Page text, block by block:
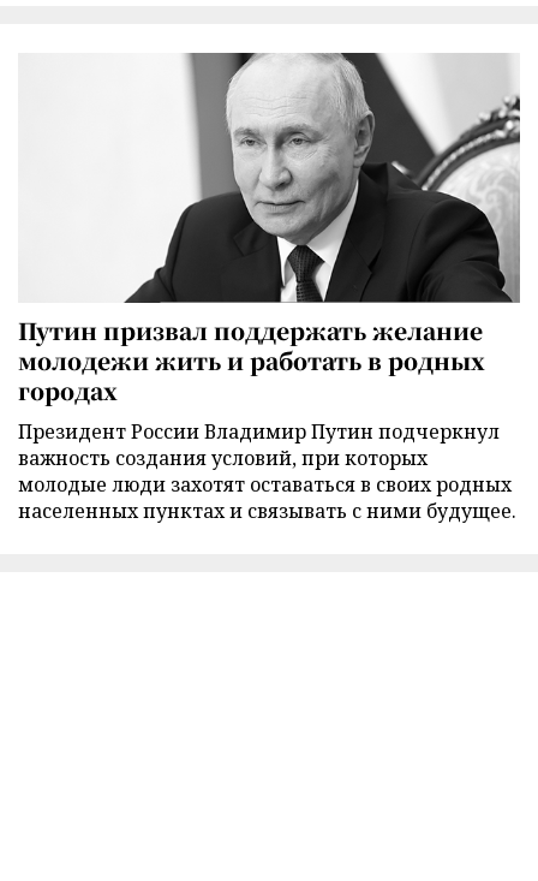
Путин призвал поддержать желание
молодежи жить и работать в родных
городах
Президент России Владимир Путин подчеркнул
важность создания условий, при которых
молодые люди захотят оставаться в своих родных
населенных пунктах и связывать с ними будущее.